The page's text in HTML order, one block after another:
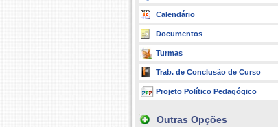
Calendário
Documentos
Turmas
Trab. de Conclusão de Curso
Projeto Político Pedagógico
Outras Opções